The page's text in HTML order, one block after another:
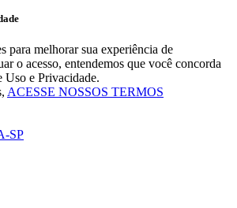
para melhorar sua experiência de
o acesso, entendemos que você concorda
Uso e Privacidade.
ACESSE NOSSOS TERMOS